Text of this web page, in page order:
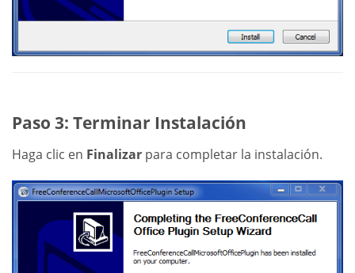
Paso 3: Terminar Instalación
Haga clic en Finalizar para completar la instalación.